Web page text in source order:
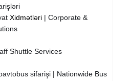
Xidmətləri | Corporate &
Shuttle Services
sifarişi | Nationwide Bus